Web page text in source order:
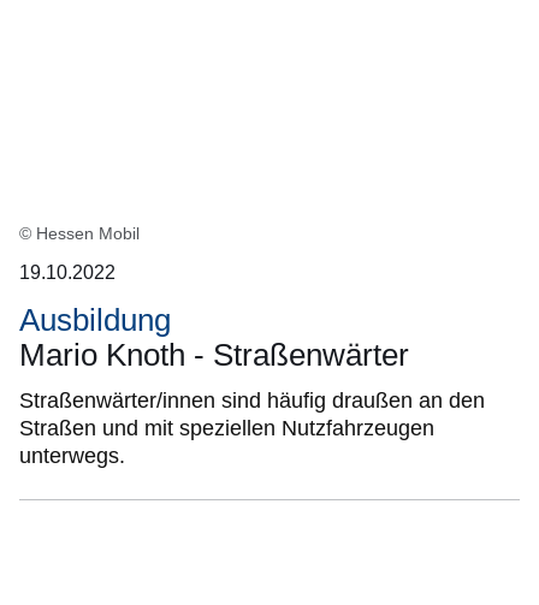
© Hessen Mobil
19.10.2022
Ausbildung
Mario Knoth - Straßenwärter
Straßenwärter/innen sind häufig draußen an den
Straßen und mit speziellen Nutzfahrzeugen
unterwegs.